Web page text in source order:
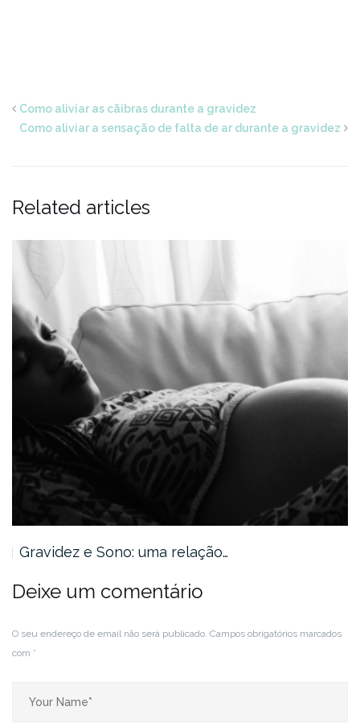
Como aliviar as cãibras durante a gravidez
Como aliviar a sensação de falta de ar durante a gravidez
Related articles
Gravidez e Sono: uma relação…
Deixe um comentário
O seu endereço de email não será publicado. Campos obrigatórios marcados
com *